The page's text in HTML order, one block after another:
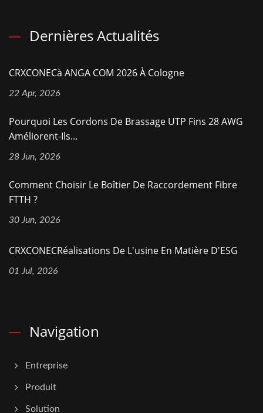
Dernières Actualités
CRXCONECà ANGA COM 2026 À Cologne
22 Apr, 2026
Pourquoi Les Cordons De Brassage UTP Fins 28 AWG
Améliorent-Ils...
28 Jun, 2026
Comment Choisir Le Boîtier De Raccordement Fibre
FTTH ?
30 Jun, 2026
CRXCONECRéalisations De L'usine En Matière D'ESG
01 Jul, 2026
Navigation
Entreprise
Produit
Solution